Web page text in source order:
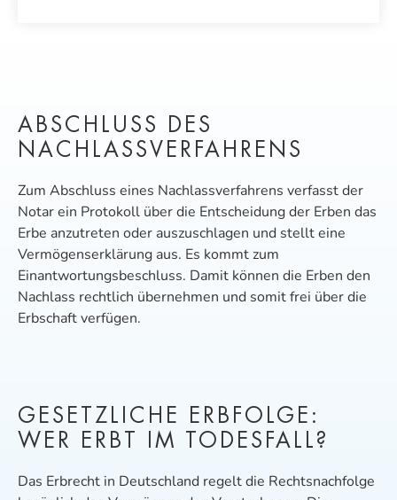
ABSCHLUSS DES
NACHLASSVERFAHRENS
Zum Abschluss eines Nachlassverfahrens verfasst der
Notar ein Protokoll über die Entscheidung der Erben das
Erbe anzutreten oder auszuschlagen und stellt eine
Vermögenserklärung aus. Es kommt zum
Einantwortungsbeschluss. Damit können die Erben den
Nachlass rechtlich übernehmen und somit frei über die
Erbschaft verfügen.
GESETZLICHE ERBFOLGE:
WER ERBT IM TODESFALL?
Das Erbrecht in Deutschland regelt die Rechtsnachfolge